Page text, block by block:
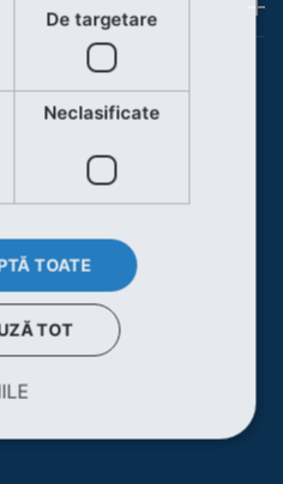
De targetare
Neclasificate
TOATE
TOT